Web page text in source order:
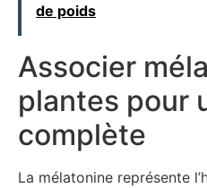
de poids
Associer
plantes pour
complète
La mélatonine représente